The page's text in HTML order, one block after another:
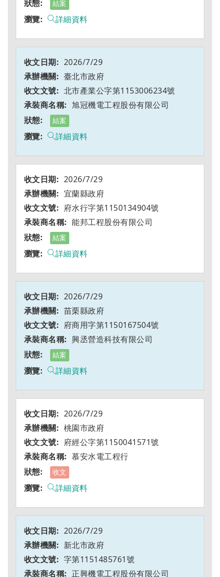
結案
詳細資料
2026/7/29
臺北市政府
北市產業公字第1153006234號
旭冠機電工程股份有限公司
結案
詳細資料
2026/7/29
宜蘭縣政府
府水行字第1150134904號
能邦工程股份有限公司
結案
詳細資料
2026/7/29
苗栗縣政府
府商用字第1150167504號
興丞營造科技有限公司
結案
詳細資料
2026/7/29
桃園市政府
府經公字第1150041571號
慕安水電工程行
收文
詳細資料
2026/7/29
新北市政府
字第1151485761號
正興機電工程股份有限公司